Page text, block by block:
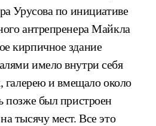
Урусова по инициативе
антрепренера Майкла
кирпичное здание
имело внутри себя
галерею и вмещало около
позже был пристроен
тысячу мест. Все это